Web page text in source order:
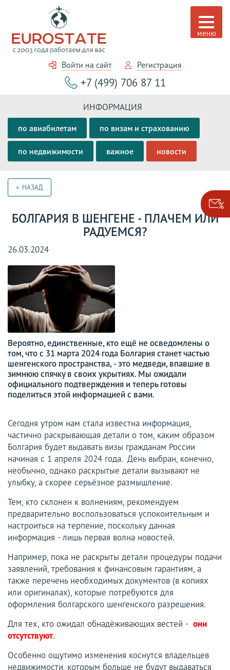
Войти на сайт Регистрация
+7 (499) 706 87 11
ИНФОРМАЦИЯ
по авиабилетам по визам и страхованию
по недвижимости важное новости
НАЗАД
БОЛГАРИЯ В ШЕНГЕНЕ - ПЛАЧЕМ ИЛИ
РАДУЕМСЯ?
26.03.2024
Вероятно, единственные, кто ещё не осведомлены о
том, что с 31 марта 2024 года Болгария станет частью
шенгенского пространства, - это медведи, впавшие в
зимнюю спячку в своих укрытиях. Мы ожидали
официального подтверждения и теперь готовы
поделиться этой информацией с вами.
Сегодня утром нам стала известна информация,
частично раскрывающая детали о том, каким образом
Болгария будет выдавать визы гражданам России
начиная с 1 апреля 2024 года. День выбран, конечно,
необычно, однако раскрытые детали вызывают не
улыбку, а скорее серьёзное размышление.
Тем, кто склонен к волнениям, рекомендуем
предварительно воспользоваться успокоительным и
настроиться на терпение, поскольку данная
информация - лишь первая волна новостей.
Например, пока не раскрыты детали процедуры подачи
заявлений, требования к финансовым гарантиям, а
также перечень необходимых документов (в копиях
или оригиналах), которые потребуются для
оформления болгарского шенгенского разрешения.
Для тех, кто ожидал обнадёживающих вестей - они
отсутствуют.
Особенно ощутимо изменения коснутся владельцев
недвижимости, которым больше не будут выдаваться